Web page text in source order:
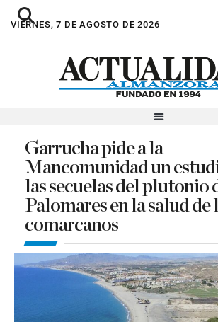
VIERNES, 7 DE AGOSTO DE 2026
Garrucha pide a la
Mancomunidad un
las secuelas del plutonio
Palomares en la salud de
comarcanos